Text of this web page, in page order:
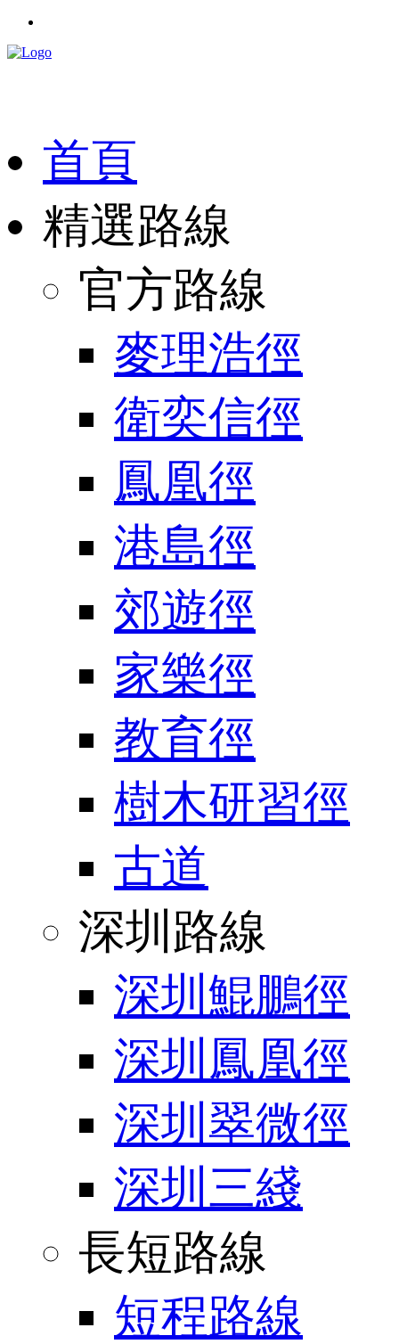
首頁
精選路線
官方路線
麥理浩徑
衛奕信徑
鳳凰徑
港島徑
郊遊徑
家樂徑
教育徑
樹木研習徑
古道
深圳路線
深圳鯤鵬徑
深圳鳳凰徑
深圳翠微徑
深圳三綫
長短路線
短程路線